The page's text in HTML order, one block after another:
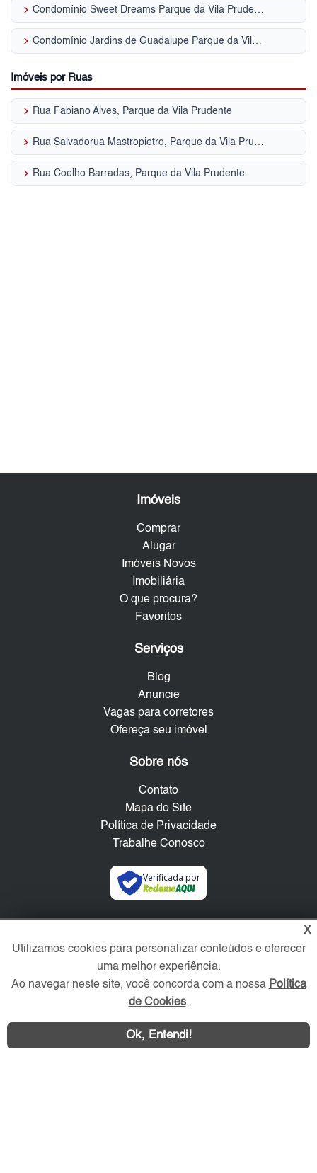
keyboard_arrow_right Condomínio Sweet Dreams Parque da Vila Prudente
keyboard_arrow_right Condomínio Jardins de Guadalupe Parque da Vila Prudente
Imóveis por Ruas
keyboard_arrow_right Rua Fabiano Alves, Parque da Vila Prudente
keyboard_arrow_right Rua Salvadorua Mastropietro, Parque da Vila Prudente
keyboard_arrow_right Rua Coelho Barradas, Parque da Vila Prudente
Imóveis
Comprar
Alugar
Imóveis Novos
Imobiliária
O que procura?
Favoritos
Serviços
Blog
Anuncie
Vagas para corretores
Ofereça seu imóvel
Sobre nós
Contato
Mapa do Site
Política de Privacidade
Trabalhe Conosco
Verificada por
X
Utilizamos cookies para personalizar conteúdos e oferecer
uma melhor experiência.
Ao navegar neste site, você concorda com a nossa Política
de Cookies.
Ok, Entendi!